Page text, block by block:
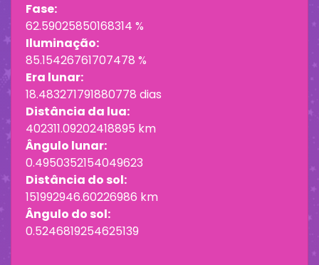
Fase:
62.59025850168314 %
Iluminação:
85.15426761707478 %
Era lunar:
18.483271791880778 dias
Distância da lua:
402311.09202418895 km
Ângulo lunar:
0.4950352154049623
Distância do sol:
151992946.60226986 km
Ângulo do sol:
0.5246819254625139